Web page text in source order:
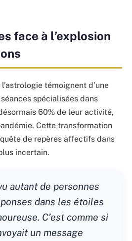
face à l’explosion
témoignent d’une
spécialisées dans
60% de leur activité,
Cette transformation
de repères affectifs dans
incertain.
autant de personnes
dans les étoiles
C’est comme si
un message